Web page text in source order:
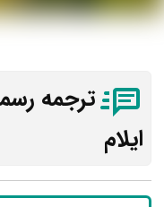
ترجمه
ایلام